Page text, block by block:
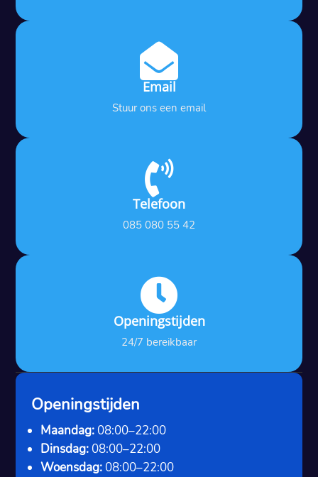

Email
Stuur ons een email

Telefoon
085 080 55 42

Openingstijden
24/7 bereikbaar
Openingstijden
Maandag: 08:00–22:00
Dinsdag: 08:00–22:00
Woensdag: 08:00–22:00